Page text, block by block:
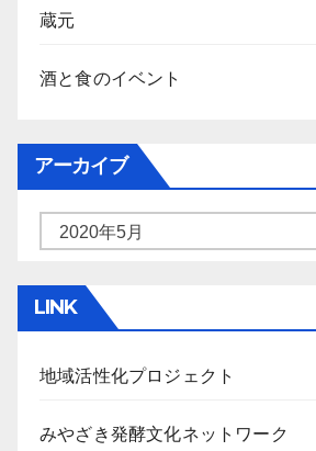
蔵元
酒と食のイベント
アーカイブ
LINK
地域活性化プロジェクト
みやざき発酵文化ネットワーク